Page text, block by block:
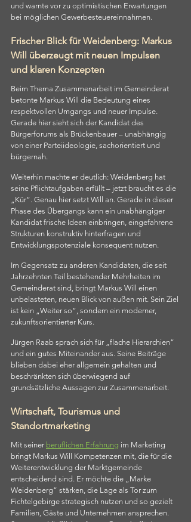
und warnte vor zu optimistischen Erwartungen
bei möglichen Gewerbesteuereinnahmen.
Frischer Blick für Weidenberg: Markus
Will überzeugt mit neuen Impulsen
und klaren Konzepten
Beim Thema Zusammenarbeit im Gemeinderat
betonte Markus Will die Bedeutung eines
respektvollen Umgangs und neuer Impulse.
Gerade hier sieht sich der Kandidat des
Bürgerforums als Brückenbauer – unabhängig
von einer Parteiideologie, sachorientiert und
bürgernah.
Weiterhin machte er deutlich: Weidenberg hat
seine Pflichtaufgaben erfüllt – jetzt braucht es die
„Kür“. Genau hier setzt Will an. Gerade in dieser
Phase des Übergangs kann ein unabhängiger
Kandidat frische Ideen einbringen, eingefahrene
Strukturen konstruktiv hinterfragen und
Entwicklungspotenziale konsequent nutzen.
Im Gegensatz zu anderen Kandidaten, die seit
Jahrzehnten Teil bestehender Mehrheiten im
Gemeinderat sind, bringt Markus Will einen
unbelasteten, neuen Blick von außen mit. Sein Ziel
ist kein „Weiter so“, sondern ein moderner,
zukunftsorientierter Kurs.
Jürgen Raab sprach sich für „flache Hierarchien“
und ein gutes Miteinander aus. Seine Beiträge
blieben dabei eher allgemein gehalten und
beschränkten sich überwiegend auf
grundsätzliche Aussagen zur Zusammenarbeit.
Wirtschaft, Tourismus und
Standortmarketing
Mit seiner beruflichen Erfahrung im Marketing
bringt Markus Will Kompetenzen mit, die für die
Weiterentwicklung der Marktgemeinde
entscheidend sind. Er möchte die „Marke
Weidenberg“ stärken, die Lage als Tor zum
Fichtelgebirge strategisch nutzen und so gezielt
Familien, Gäste und Unternehmen ansprechen.